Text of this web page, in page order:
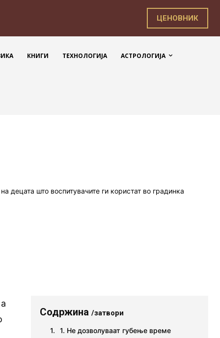
ЦЕНОВНИК
КНИГИ ТЕХНОЛОГИЈА АСТРОЛОГИЈА
Содржина/затвори
1. Не дозволуваат губење време